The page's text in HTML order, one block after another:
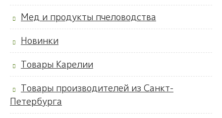
Мед и продукты пчеловодства
Новинки
Товары Карелии
Товары производителей из Санкт-
Петербурга